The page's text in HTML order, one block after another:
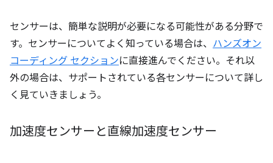
センサーは、簡単な説明が必要になる可能性がある分野で
す。センサーについてよく知っている場合は、 ハンズオン
コーディング セクションに直接進んでください。それ以
外の場合は、サポートされている各センサーについて詳し
く見ていきましょう。
加速度センサーと直線加速度センサー